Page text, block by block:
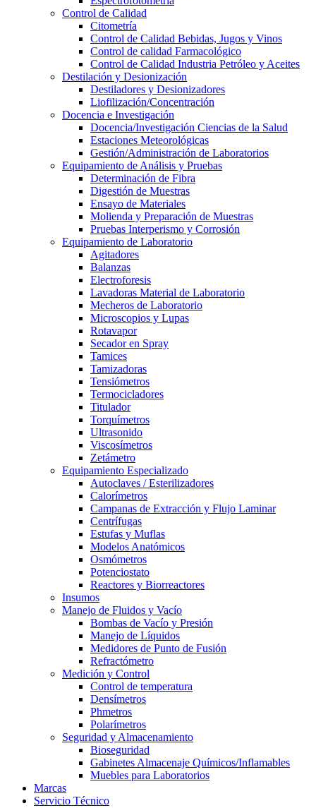
Control de Calidad
Citometría
Control de Calidad Bebidas, Jugos y Vinos
Control de calidad Farmacológico
Control de Calidad Industria Petróleo y Aceites
Destilación y Desionización
Destiladores y Desionizadores
Liofilización/Concentración
Docencia e Investigación
Docencia/Investigación Ciencias de la Salud
Estaciones Meteorológicas
Gestión/Administración de Laboratorios
Equipamiento de Análisis y Pruebas
Determinación de Fibra
Digestión de Muestras
Ensayo de Materiales
Molienda y Preparación de Muestras
Pruebas Interperismo y Corrosión
Equipamiento de Laboratorio
Agitadores
Balanzas
Electroforesis
Lavadoras Material de Laboratorio
Mecheros de Laboratorio
Microscopios y Lupas
Rotavapor
Secador en Spray
Tamices
Tamizadoras
Tensiómetros
Termocicladores
Titulador
Torquímetros
Ultrasonido
Viscosímetros
Zetámetro
Equipamiento Especializado
Autoclaves / Esterilizadores
Calorímetros
Campanas de Extracción y Flujo Laminar
Centrífugas
Estufas y Muflas
Modelos Anatómicos
Osmómetros
Potenciostato
Reactores y Biorreactores
Insumos
Manejo de Fluidos y Vacío
Bombas de Vacío y Presión
Manejo de Líquidos
Medidores de Punto de Fusión
Refractómetro
Medición y Control
Control de temperatura
Densímetros
Phmetros
Polarímetros
Seguridad y Almacenamiento
Bioseguridad
Gabinetes Almacenaje Químicos/Inflamables
Muebles para Laboratorios
Marcas
Servicio Técnico